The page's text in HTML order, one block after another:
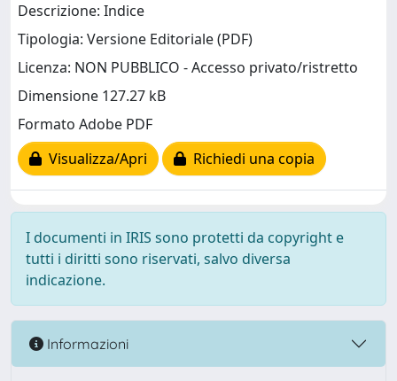
Descrizione: Indice
Tipologia: Versione Editoriale (PDF)
Licenza: NON PUBBLICO - Accesso privato/ristretto
Dimensione 127.27 kB
Formato Adobe PDF
Visualizza/Apri
Richiedi una copia
I documenti in IRIS sono protetti da copyright e
tutti i diritti sono riservati, salvo diversa
indicazione.
Informazioni